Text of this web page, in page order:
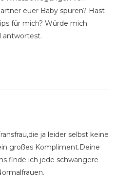
euer Baby spüren? Hast
für mich? Würde mich
antwortest.
ja leider selbst keine
großes Kompliment.Deine
finde ich jede schwangere